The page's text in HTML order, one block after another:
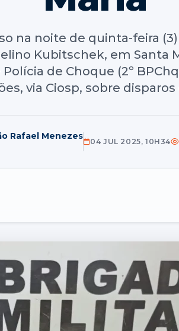
na noite de quinta-feira
Kubitschek, em Santa
de Choque (2º
via Ciosp, sobre
Rafael Menezes
04 JUL 2025, 10H34